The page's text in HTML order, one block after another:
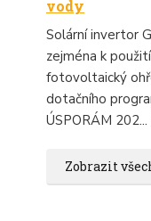
vody
Solární invertor
zejména k
fotovoltaický
dotačního
ÚSPORÁM 202...
Zobrazit